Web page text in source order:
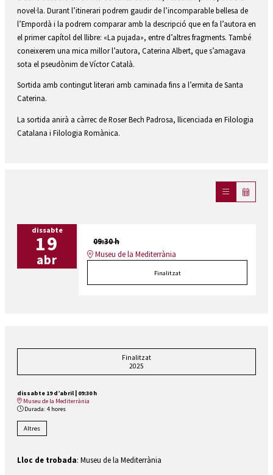
novel·la. Durant l’itinerari podrem gaudir de l’incomparable bellesa de
l’Empordà i la podrem comparar amb la descripció que en fa l’autora en
el primer capítol del llibre: «La pujada», entre d’altres fragments. També
coneixerem una mica millor l’autora, Caterina Albert, que s’amagava
sota el pseudònim de Víctor Català.
Sortida amb contingut literari amb caminada fins a l’ermita de Santa
Caterina.
La sortida anirà a càrrec de Roser Bech Padrosa, llicenciada en Filologia
Catalana i Filologia Romànica.
dissabte
19
abr
09:30 h
Museu de la Mediterrània
Finalitzat
Finalitzat
2025
dissabte 19 d’abril
09:30 h
Museu de la Mediterrània
Durada: 4 hores
Altres
Lloc de trobada: Museu de la Mediterrània